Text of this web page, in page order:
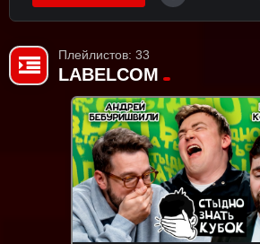
Плейлистов: 33
LABELCOM